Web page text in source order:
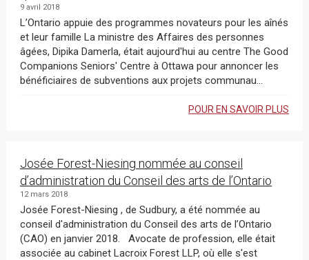
9 avril 2018
L’Ontario appuie des programmes novateurs pour les aînés
et leur famille La ministre des Affaires des personnes
âgées, Dipika Damerla, était aujourd'hui au centre The Good
Companions Seniors' Centre à Ottawa pour annoncer les
bénéficiaires de subventions aux projets communau...
POUR EN SAVOIR PLUS
Josée Forest-Niesing nommée au conseil
d’administration du Conseil des arts de l’Ontario
12 mars 2018
Josée Forest-Niesing , de Sudbury, a été nommée au
conseil d'administration du Conseil des arts de l’Ontario
(CAO) en janvier 2018. Avocate de profession, elle était
associée au cabinet Lacroix Forest LLP, où elle s'est